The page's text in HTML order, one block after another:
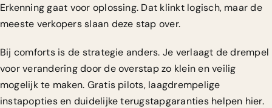
Erkenning gaat voor oplossing. Dat klinkt logisch, maar de
meeste verkopers slaan deze stap over.
Bij comforts is de strategie anders. Je verlaagt de drempel
voor verandering door de overstap zo klein en veilig
mogelijk te maken. Gratis pilots, laagdrempelige
instapopties en duidelijke terugstapgaranties helpen hier.